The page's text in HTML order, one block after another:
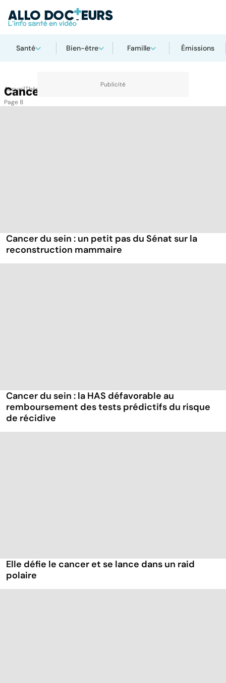
Santé Bien-être Famille Émissions
AccueilThématiques Cancer du sein
Cancer du sein
Page 8
Cancer du sein : un petit pas du Sénat sur la
reconstruction mammaire
Cancer du sein : la HAS défavorable au
remboursement des tests prédictifs du risque
de récidive
Elle défie le cancer et se lance dans un raid
polaire